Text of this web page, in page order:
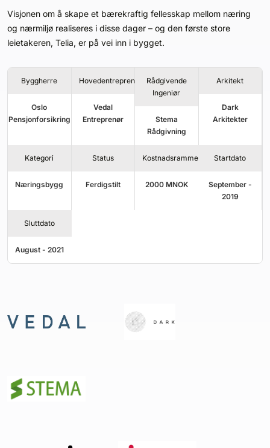
Visjonen om å skape et bærekraftig fellesskap mellom næring
og nærmiljø realiseres i disse dager – og den første store
leietakeren, Telia, er på vei inn i bygget.
Byggherre
Oslo
Pensjonforsikring
Hovedentreprenør
Vedal
Entreprenør
Rådgivende
Ingeniør
Stema
Rådgivning
Arkitekt
Dark
Arkitekter
Kategori
Næringsbygg
Status
Ferdigstilt
Kostnadsramme
2000 MNOK
Startdato
September -
2019
Sluttdato
August - 2021